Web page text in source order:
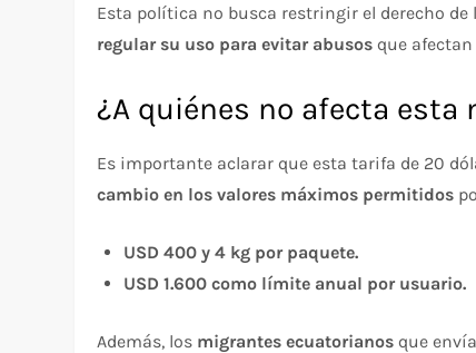
Esta política no busca restringir el derecho
regular su uso para evitar abusos que
¿A quiénes no afecta esta
Es importante aclarar que esta tarifa de 20
cambio en los valores máximos permitidos
USD 400 y 4 kg por paquete.
USD 1.600 como límite anual por usuario.
Además, los migrantes ecuatorianos que